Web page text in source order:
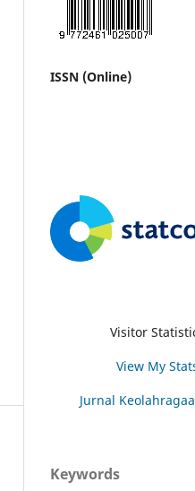
ISSN (Online)
Visitor
View My
Jurnal
Keywords